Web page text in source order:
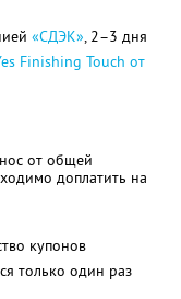
«СДЭК», 2–3 дня
Finishing Touch от
от общей
доплатить на
купонов
только один раз